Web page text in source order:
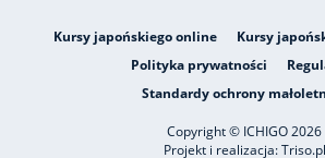
Kursy japońskiego online
Kursy
Polityka prywatności
Standardy ochrony
Copyright © ICHIGO 2026
Projekt i realizacja:Triso.pl